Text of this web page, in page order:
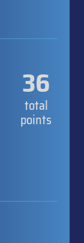
36
total
points